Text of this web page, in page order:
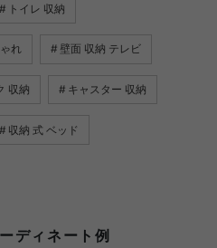
トイレ 収納
れ 壁面 収納 テレビ
収納 キャスター 収納
収納 式 ベッド
ディネート例